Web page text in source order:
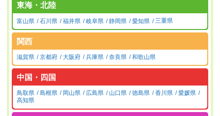
東海・北陸
富山県 石川県 福井県 岐阜県 静岡県 愛知県 三重県
関西
滋賀県 京都府 大阪府 兵庫県 奈良県 和歌山県
中国・四国
鳥取県 島根県 岡山県 広島県 山口県 徳島県 香川県
愛媛県
高知県